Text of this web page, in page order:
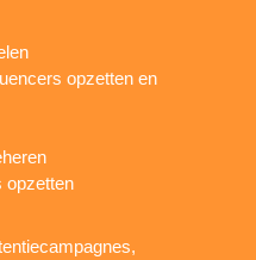
opzetten en
opzetten